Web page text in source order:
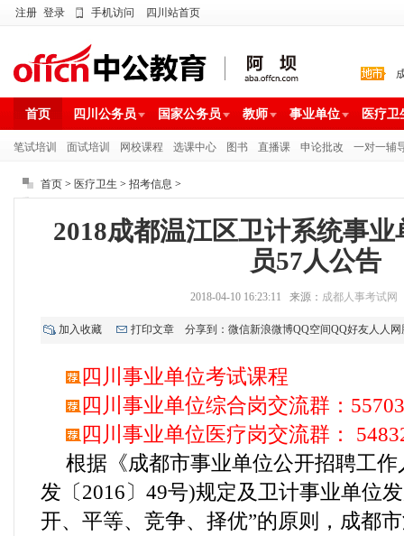
注册 登录 手机访问 四川站首页
首页 四川公务员 国家公务员 教师 事业单位 医疗卫
笔试培训 面试培训 网校课程 选课中心 图书 直播课 申论批改 一对一辅
首页 > 医疗卫生 > 招考信息 >
2018成都温江区卫计系统事
员57人公告
2018-04-10 16:23:11 来源： 成都人事考试网
加入收藏 打印文章 分享到： 微信新浪微博QQ空间QQ好友人人网
四川事业单位考试课程
四川事业单位综合岗交流群 ：
四川事业单位医疗岗交流群：
根据《成都市事业单位公开招聘工
发〔2016〕49号)规定及卫计事业单位
开、平等、竞争、择优”的原则，成都